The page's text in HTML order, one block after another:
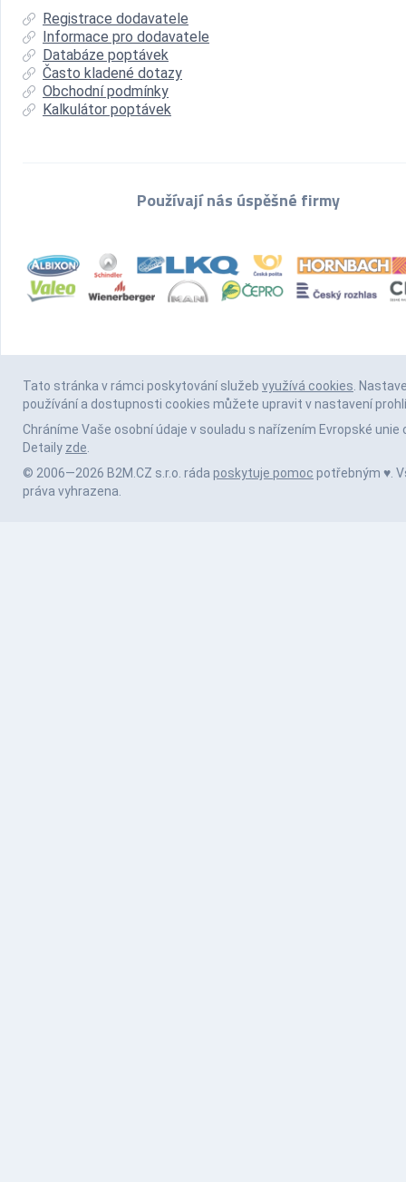
Registrace dodavatele
Informace pro dodavatele
Databáze poptávek
Často kladené dotazy
Obchodní podmínky
Kalkulátor poptávek
Používají nás úspěšné firmy
Tato stránka v rámci poskytování služeb využívá cookies.
používání a dostupnosti cookies můžete upravit v nastavení
Chráníme Vaše osobní údaje v souladu s nařízením Evropské unie
Detaily zde.
© 2006—2026 B2M.CZ s.r.o. ráda poskytuje pomoc potřebným ♥️.
práva vyhrazena.